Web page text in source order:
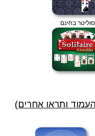
סוליטר בחינם
ותראו אחרים)